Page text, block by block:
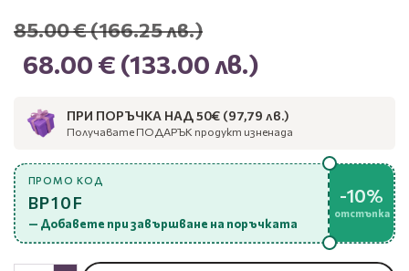
68.00 € (133.00 лв.)
85.00 €(166.25 лв.)
ПРИ ПОРЪЧКА НАД 50€ (97,79 лв.)
Получавате ПОДАРЪК продукт изненада
ПРОМО КОД
BP10F
— Добавете при завършване на поръчката
-10%
отстъпка